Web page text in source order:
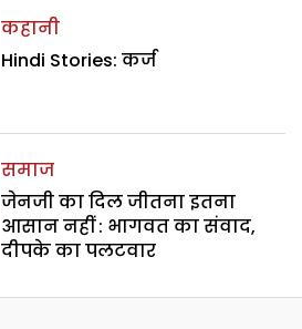
कहानी
Hindi Stories: कर्ज
समाज
जेनजी का दिल जीतना इतना
आसान नहीं : भागवत का संवाद,
दीपके का पलटवार